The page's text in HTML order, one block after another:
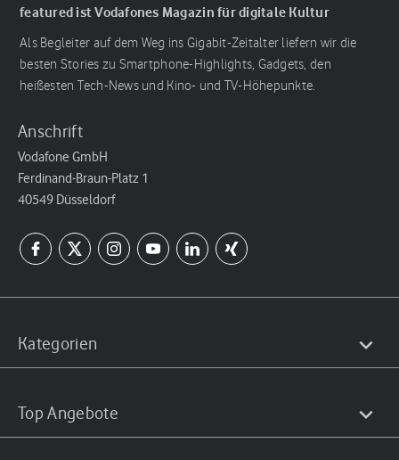
featured ist Vodafones Magazin für digitale Kultur
Als Begleiter auf dem Weg ins Gigabit-Zeitalter liefern wir die
besten Stories zu Smartphone-Highlights, Gadgets, den
heißesten Tech-News und Kino- und TV-Höhepunkte.
Anschrift
Vodafone GmbH
Ferdinand-Braun-Platz 1
40549 Düsseldorf
Kategorien
Top Angebote